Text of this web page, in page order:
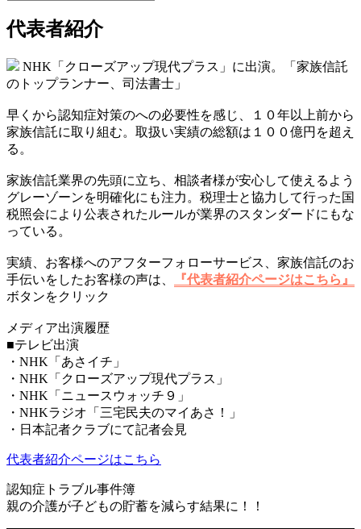
代表者紹介
NHK「クローズアップ現代プラス」に出演。「家族信託
のトップランナー、司法書士」
早くから認知症対策のへの必要性を感じ、１０年以上前から
家族信託に取り組む。取扱い実績の総額は１００億円を超え
る。
家族信託業界の先頭に立ち、相談者様が安心して使えるよう
グレーゾーンを明確化にも注力。税理士と協力して行った国
税照会により公表されたルールが業界のスタンダードにもな
っている。
実績、お客様へのアフターフォローサービス、家族信託のお
手伝いをしたお客様の声は、
『代表者紹介ページはこちら』
ボタンをクリック
メディア出演履歴
■テレビ出演
・NHK「あさイチ」
・NHK「クローズアップ現代プラス」
・NHK「ニュースウォッチ９」
・NHKラジオ「三宅民夫のマイあさ！」
・日本記者クラブにて記者会見
代表者紹介ページはこちら
認知症トラブル事件簿
親の介護が子どもの貯蓄を減らす結果に！！